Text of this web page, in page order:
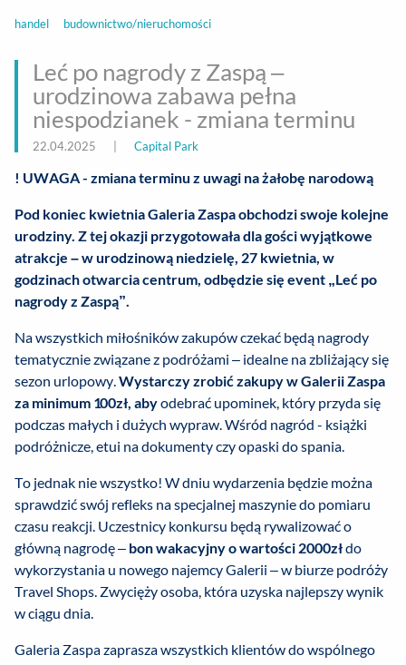
handel budownictwo/nieruchomości
Leć po nagrody z Zaspą –
urodzinowa zabawa pełna
niespodzianek - zmiana terminu
22.04.2025 Capital Park
! UWAGA - zmiana terminu z uwagi na żałobę narodową
Pod koniec kwietnia Galeria Zaspa obchodzi swoje kolejne
urodziny. Z tej okazji przygotowała dla gości wyjątkowe
atrakcje – w urodzinową niedzielę, 27 kwietnia, w
godzinach otwarcia centrum, odbędzie się event „Leć po
nagrody z Zaspą”.
Na wszystkich miłośników zakupów czekać będą nagrody
tematycznie związane z podróżami – idealne na zbliżający się
sezon urlopowy.Wystarczy zrobić zakupy w Galerii Zaspa
za minimum 100zł, abyodebrać upominek, który przyda się
podczas małych i dużych wypraw. Wśród nagród - książki
podróżnicze, etui na dokumenty czy opaski do spania.
To jednak nie wszystko! W dniu wydarzenia będzie można
sprawdzić swój refleks na specjalnej maszynie do pomiaru
czasu reakcji. Uczestnicy konkursu będą rywalizować o
główną nagrodę – bon wakacyjny o wartości 2000złdo
wykorzystania u nowego najemcy Galerii – w biurze podróży
Travel Shops. Zwycięży osoba, która uzyska najlepszy wynik
w ciągu dnia.
Galeria Zaspa zaprasza wszystkich klientów do wspólnego